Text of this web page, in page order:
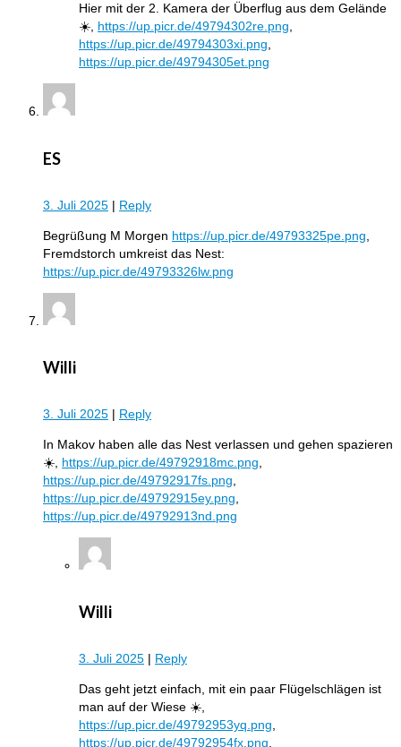
Hier mit der 2. Kamera der Überflug aus dem Gelände
☀️, https://up.picr.de/49794302re.png,
https://up.picr.de/49794303xi.png,
https://up.picr.de/49794305et.png
ES
3. Juli 2025 | Reply
Begrüßung M Morgen https://up.picr.de/49793325pe.png
Fremdstorch umkreist das Nest:
https://up.picr.de/49793326lw.png
Willi
3. Juli 2025 | Reply
In Makov haben alle das Nest verlassen und gehen spazieren
☀️, https://up.picr.de/49792918mc.png
https://up.picr.de/49792917fs.png
https://up.picr.de/49792915ey.png
https://up.picr.de/49792913nd.png
Willi
3. Juli 2025 | Reply
Das geht jetzt einfach, mit ein paar Flügelschlägen ist
man auf der Wiese ☀️,
https://up.picr.de/49792953yq.png
https://up.picr.de/49792954fx.png